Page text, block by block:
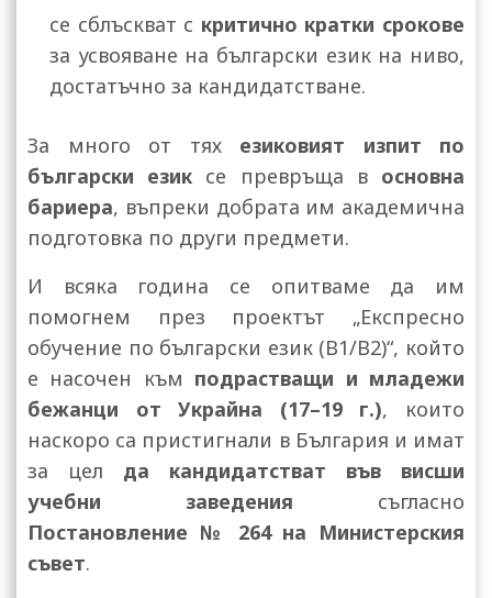
се сблъскват с критично кратки срокове
за усвояване на български език на ниво,
достатъчно за кандидатстване.
За много от тях езиковият изпит по
български език се превръща в основна
бариера, въпреки добрата им академична
подготовка по други предмети.
И всяка година се опитваме да им
помогнем през проектът „Експресно
обучение по български език (B1/B2)“, който
е насочен към подрастващи и младежи
бежанци от Украйна (17–19 г.), които
наскоро са пристигнали в България и имат
за цел да кандидатстват във висши
учебни заведения съгласно
Постановление № 264 на Министерския
съвет.